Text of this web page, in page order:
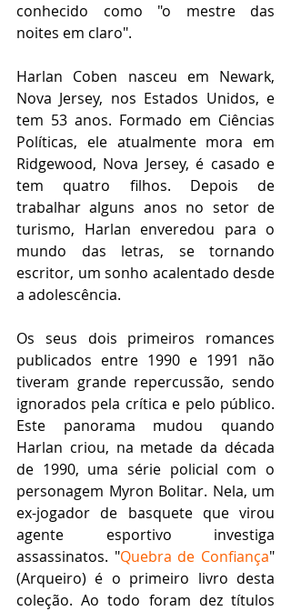
conhecido como "o mestre das
noites em claro".
Harlan Coben nasceu em Newark,
Nova Jersey, nos Estados Unidos, e
tem 53 anos. Formado em Ciências
Políticas, ele atualmente mora em
Ridgewood, Nova Jersey, é casado e
tem quatro filhos. Depois de
trabalhar alguns anos no setor de
turismo, Harlan enveredou para o
mundo das letras, se tornando
escritor, um sonho acalentado desde
a adolescência.
Os seus dois primeiros romances
publicados entre 1990 e 1991 não
tiveram grande repercussão, sendo
ignorados pela crítica e pelo público.
Este panorama mudou quando
Harlan criou, na metade da década
de 1990, uma série policial com o
personagem Myron Bolitar. Nela, um
ex-jogador de basquete que virou
agente esportivo investiga
assassinatos. "Quebra de Confiança"
(Arqueiro) é o primeiro livro desta
coleção. Ao todo foram dez títulos